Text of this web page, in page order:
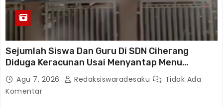
Sejumlah Siswa Dan Guru Di SDN Ciherang
Diduga Keracunan Usai Menyantap Menu
Program MBG, Puluhan Korban Dirawat Di
Puskesmas
Agu 7, 2026 Redaksiswaradesaku
Tidak Ada
Komentar